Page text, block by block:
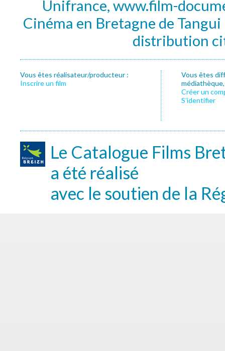
Unifrance, www.film-
Cinéma en Bretagne de
distribution
Vous êtes réalisateur/producteur :
Inscrire un film
Vous êtes
Créer un
S’identifier
Le Catalogue Films
a été réalisé
avec le soutien de la